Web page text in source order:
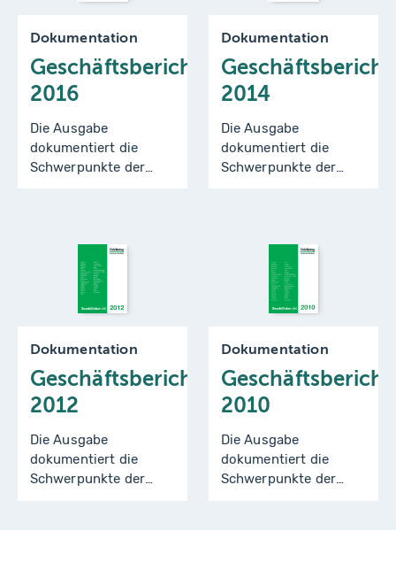
Dokumentation
Geschäftsbericht
2016
Die Ausgabe
dokumentiert die
Schwerpunkte der
Dokumentation
Geschäftsbericht
2014
Die Ausgabe
dokumentiert die
Schwerpunkte der
Dokumentation
Geschäftsbericht
2012
Die Ausgabe
dokumentiert die
Schwerpunkte der
Dokumentation
Geschäftsbericht
2010
Die Ausgabe
dokumentiert die
Schwerpunkte der